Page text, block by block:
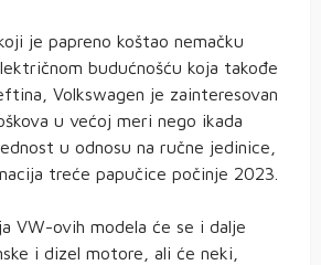
je papreno koštao nemačku
budućnošću koja takođe
Volkswagen je zainteresovan
u većoj meri nego ikada
u odnosu na ručne jedinice,
treće papučice počinje 2023.
VW-ovih modela će se i dalje
i dizel motore, ali će neki,